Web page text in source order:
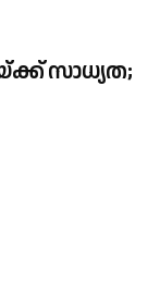
സാധ്യത;